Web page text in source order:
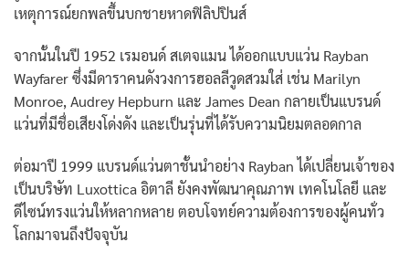
เหตุการณ์ยกพลขึ้นบกชายหาดฟิลิปปินส์
จากนั้นในปี 1952 เรมอนด์ สเตจแมน ได้ออกแบบแว่น Rayban
Wayfarer ซึ่งมีดาราคนดังวงการฮอลลีวูดสวมใส่ เช่น Marilyn
Monroe, Audrey Hepburn และ James Dean กลายเป็นแบรนด์
แว่นที่มีชื่อเสียงโด่งดัง และเป็นรุ่นที่ได้รับความนิยมตลอดกาล
ต่อมาปี 1999 แบรนด์แว่นตาชั้นนำอย่าง Rayban ได้เปลี่ยนเจ้าของ
เป็นบริษัท Luxottica อิตาลี ยังคงพัฒนาคุณภาพ เทคโนโลยี และ
ดีไซน์ทรงแว่นให้หลากหลาย ตอบโจทย์ความต้องการของผู้คนทั่ว
โลกมาจนถึงปัจจุบัน